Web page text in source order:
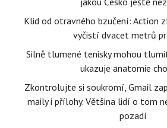
Klid od otravného bzučení: Action
vyčistí dvacet metrů
Silně tlumené tenisky mohou
ukazuje anatomie
Zkontrolujte si soukromí, Gmail
maily i přílohy. Většina lidí o tom
pozadí